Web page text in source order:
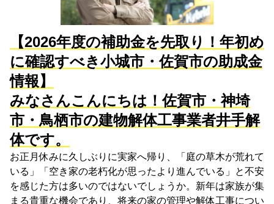
【2026年度の補助金を先取り！年初め
に確認すべき小城市・佐賀市の助成金
情報】
みなさんこんにちは！佐賀市・神埼
市・鳥栖市の建物解体工事業者井手解
体です。
お正月休みに久しぶりに実家へ帰り、「庭の草木が荒れて
いる」「空き家の老朽化が思ったより進んでいる」と不安
を感じた方は多いのではないでしょうか。新年は家族が集
まる貴重な機会であり、将来の家の管理や解体工事につい